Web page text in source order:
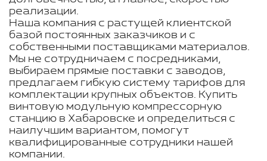
реализации.
Наша компания с растущей клиентской
базой постоянных заказчиков и с
собственными поставщиками материалов.
Мы не сотрудничаем с посредниками,
выбираем прямые поставки с заводов,
предлагаем гибкую систему тарифов для
комплектации крупных объектов. Купить
винтовую модульную компрессорную
станцию в Хабаровске и определиться с
наилучшим вариантом, помогут
квалифицированные сотрудники нашей
компании.